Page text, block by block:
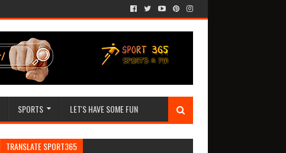
SPORTS LET'S HAVE SOME FUN
TRANSLATE SPORT365